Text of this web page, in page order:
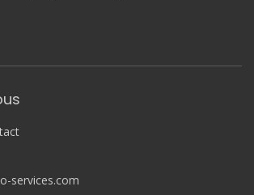
services.com